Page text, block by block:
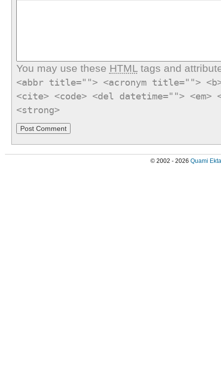
You may use these HTMLtags and
<abbr title=""> <acronym title="">
<cite> <code> <del datetime="">
<strong>
© 2002 - 2026 Quami